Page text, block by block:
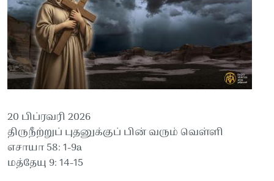
20 பிப்ரவரி 2026
திருநீற்றுப் புதனுக்குப் பின் வரும் வெள்ளி
எசாயா 58: 1-9a
மத்தேயு 9: 14-15